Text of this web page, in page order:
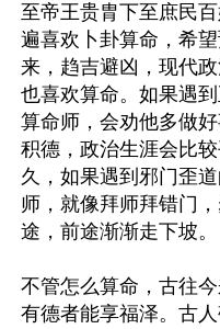
至帝王贵胄下至庶民
遍喜欢卜卦算命，希
来，趋吉避凶，现代
也喜欢算命。如果遇
算命师，会劝他多做
积德，政治生涯会比
久，如果遇到邪门歪
师，就像拜师拜错门
途，前途渐渐走下坡。
不管怎么算命，古往
有德者能享福泽。古